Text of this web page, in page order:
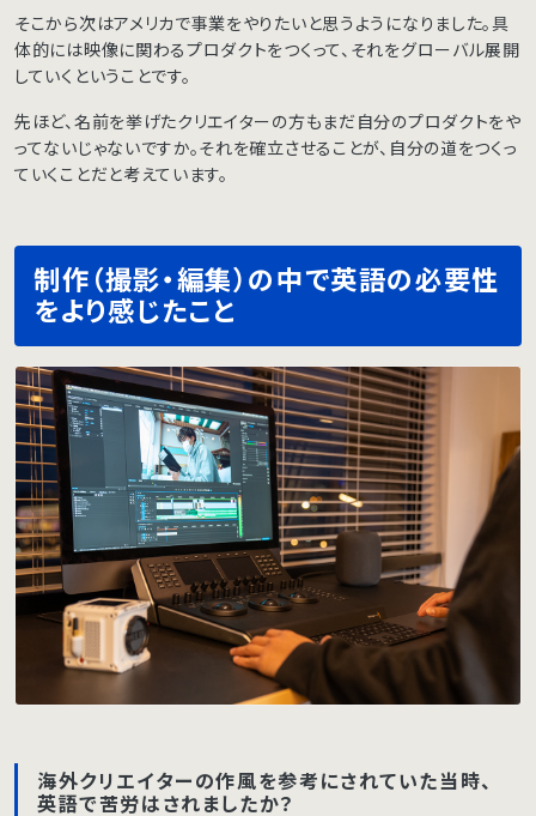
そこから次はアメリカで事業をやりたいと思うようになりました。具
体的には映像に関わるプロダクトをつくって、それをグローバル展開
していくということです。
先ほど、名前を挙げたクリエイターの方もまだ自分のプロダクトをや
ってないじゃないですか。それを確立させることが、自分の道をつくっ
ていくことだと考えています。
制作（撮影・編集）の中で英語の必要性
をより感じたこと
海外クリエイターの作風を参考にされていた当時、
英語で苦労はされましたか？